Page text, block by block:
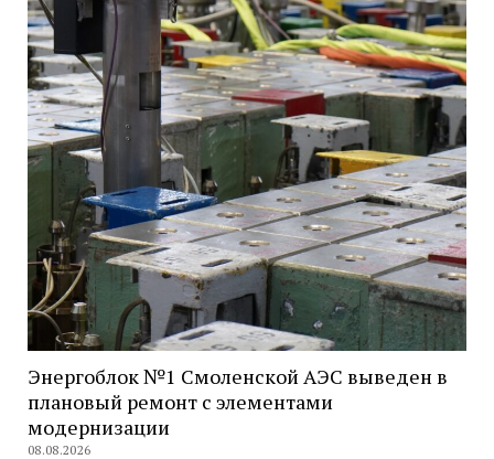
Энергоблок №1 Смоленской АЭС выведен в
плановый ремонт с элементами
модернизации
08.08.2026